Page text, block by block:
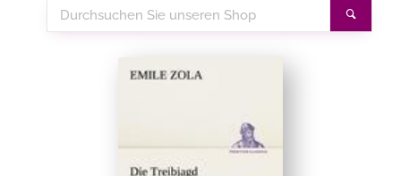
Durchsuchen
Sie